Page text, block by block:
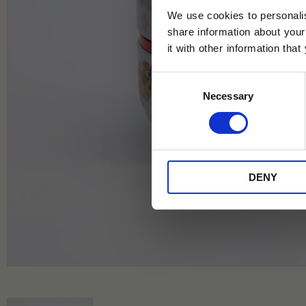
We use cookies to
share information about
it with other information that
Necessary
DENY
Jag samtycker till Tehuset Javas
* Rabatten gäller endast online på
på ordinarie priser och kan ej